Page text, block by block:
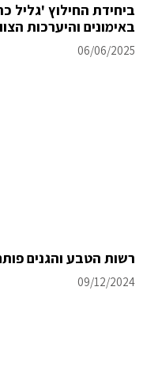
ביחידת החילוץ 'גליל
באימונים והיערכות
06/06/2025
רשות הטבע והגנים
09/12/2024